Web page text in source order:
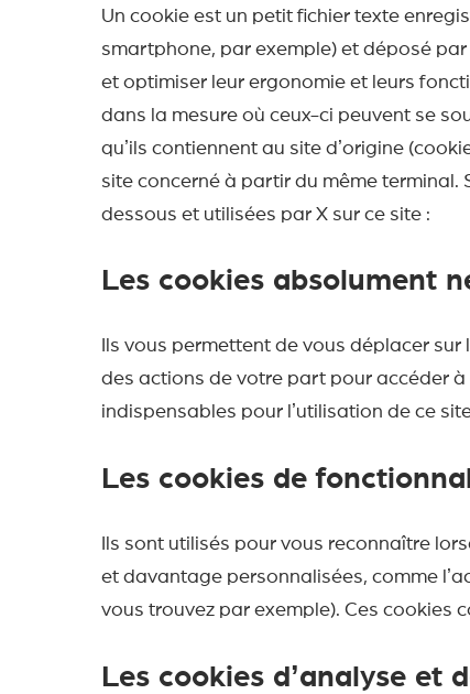
Un cookie est un petit fichier texte
smartphone, par exemple) et déposé
et optimiser leur ergonomie et leurs
dans la mesure où ceux-ci peuvent se
quʼils contiennent au site dʼorigine
site concerné à partir du même
dessous et utilisées par X sur ce site :
Les cookies absolument
Ils vous permettent de vous déplacer
des actions de votre part pour accéder
indispensables pour lʼutilisation de ce
Les cookies de
Ils sont utilisés pour vous reconnaître
et davantage personnalisées, comme
vous trouvez par exemple). Ces cookies
Les cookies dʼanalyse et